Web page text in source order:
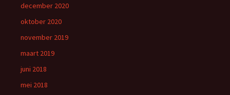
december 2020
oktober 2020
november 2019
maart 2019
juni 2018
mei 2018